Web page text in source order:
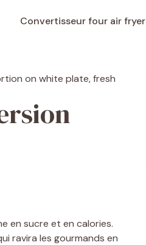
Convertisseur four air fryer
en sucre et en calories.
ravira les gourmands en